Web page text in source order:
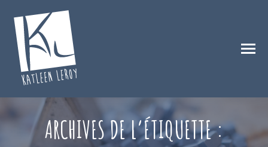
ARCHIVES DE L’ÉTIQUETTE :